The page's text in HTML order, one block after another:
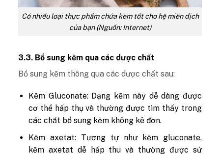
Có nhiều loại thực phẩm chứa kẽm tốt cho hệ miễn dịch
của bạn (Nguồn: Internet)
3.3. Bổ sung kẽm qua các dược chất
Bổ sung kẽm thông qua các dược chất sau:
Kẽm Gluconate: Dạng kẽm này dễ dàng được
cơ thể hấp thụ và thường được tìm thấy trong
các chất bổ sung kẽm không kê đơn.
Kẽm axetat: Tương tự như kẽm gluconate,
kẽm axetat dễ hấp thu và thường được sử